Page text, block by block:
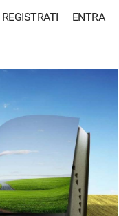
ENTRA
REGISTRATI